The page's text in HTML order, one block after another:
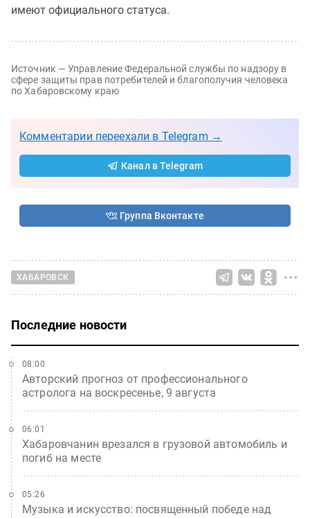
имеют официального статуса.
Источник — Управление Федеральной службы по надзору в
сфере защиты прав потребителей и благополучия человека
по Хабаровскому краю
Комментарии переехали в Telegram →
Канал в Telegram
Группа Вконтакте
ХАБАРОВСК
Последние новости
Авторский прогноз от профессионального
астролога на воскресенье, 9 августа
08:00
Хабаровчанин врезался в грузовой автомобиль и
погиб на месте
06:01
Музыка и искусство: посвященный победе над
05:26